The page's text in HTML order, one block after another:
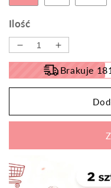
Ilość
Zmniejsz
ilość
Kombinezony
wycięciem
pod
i
wysokim
stanem
Zwiększ
ilość
dla
wycięciem
pod
i
stanem
Brakuje